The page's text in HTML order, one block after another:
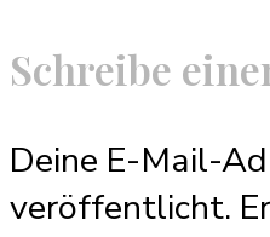
Schreibe
Deine E-Mail-
veröffentlicht.